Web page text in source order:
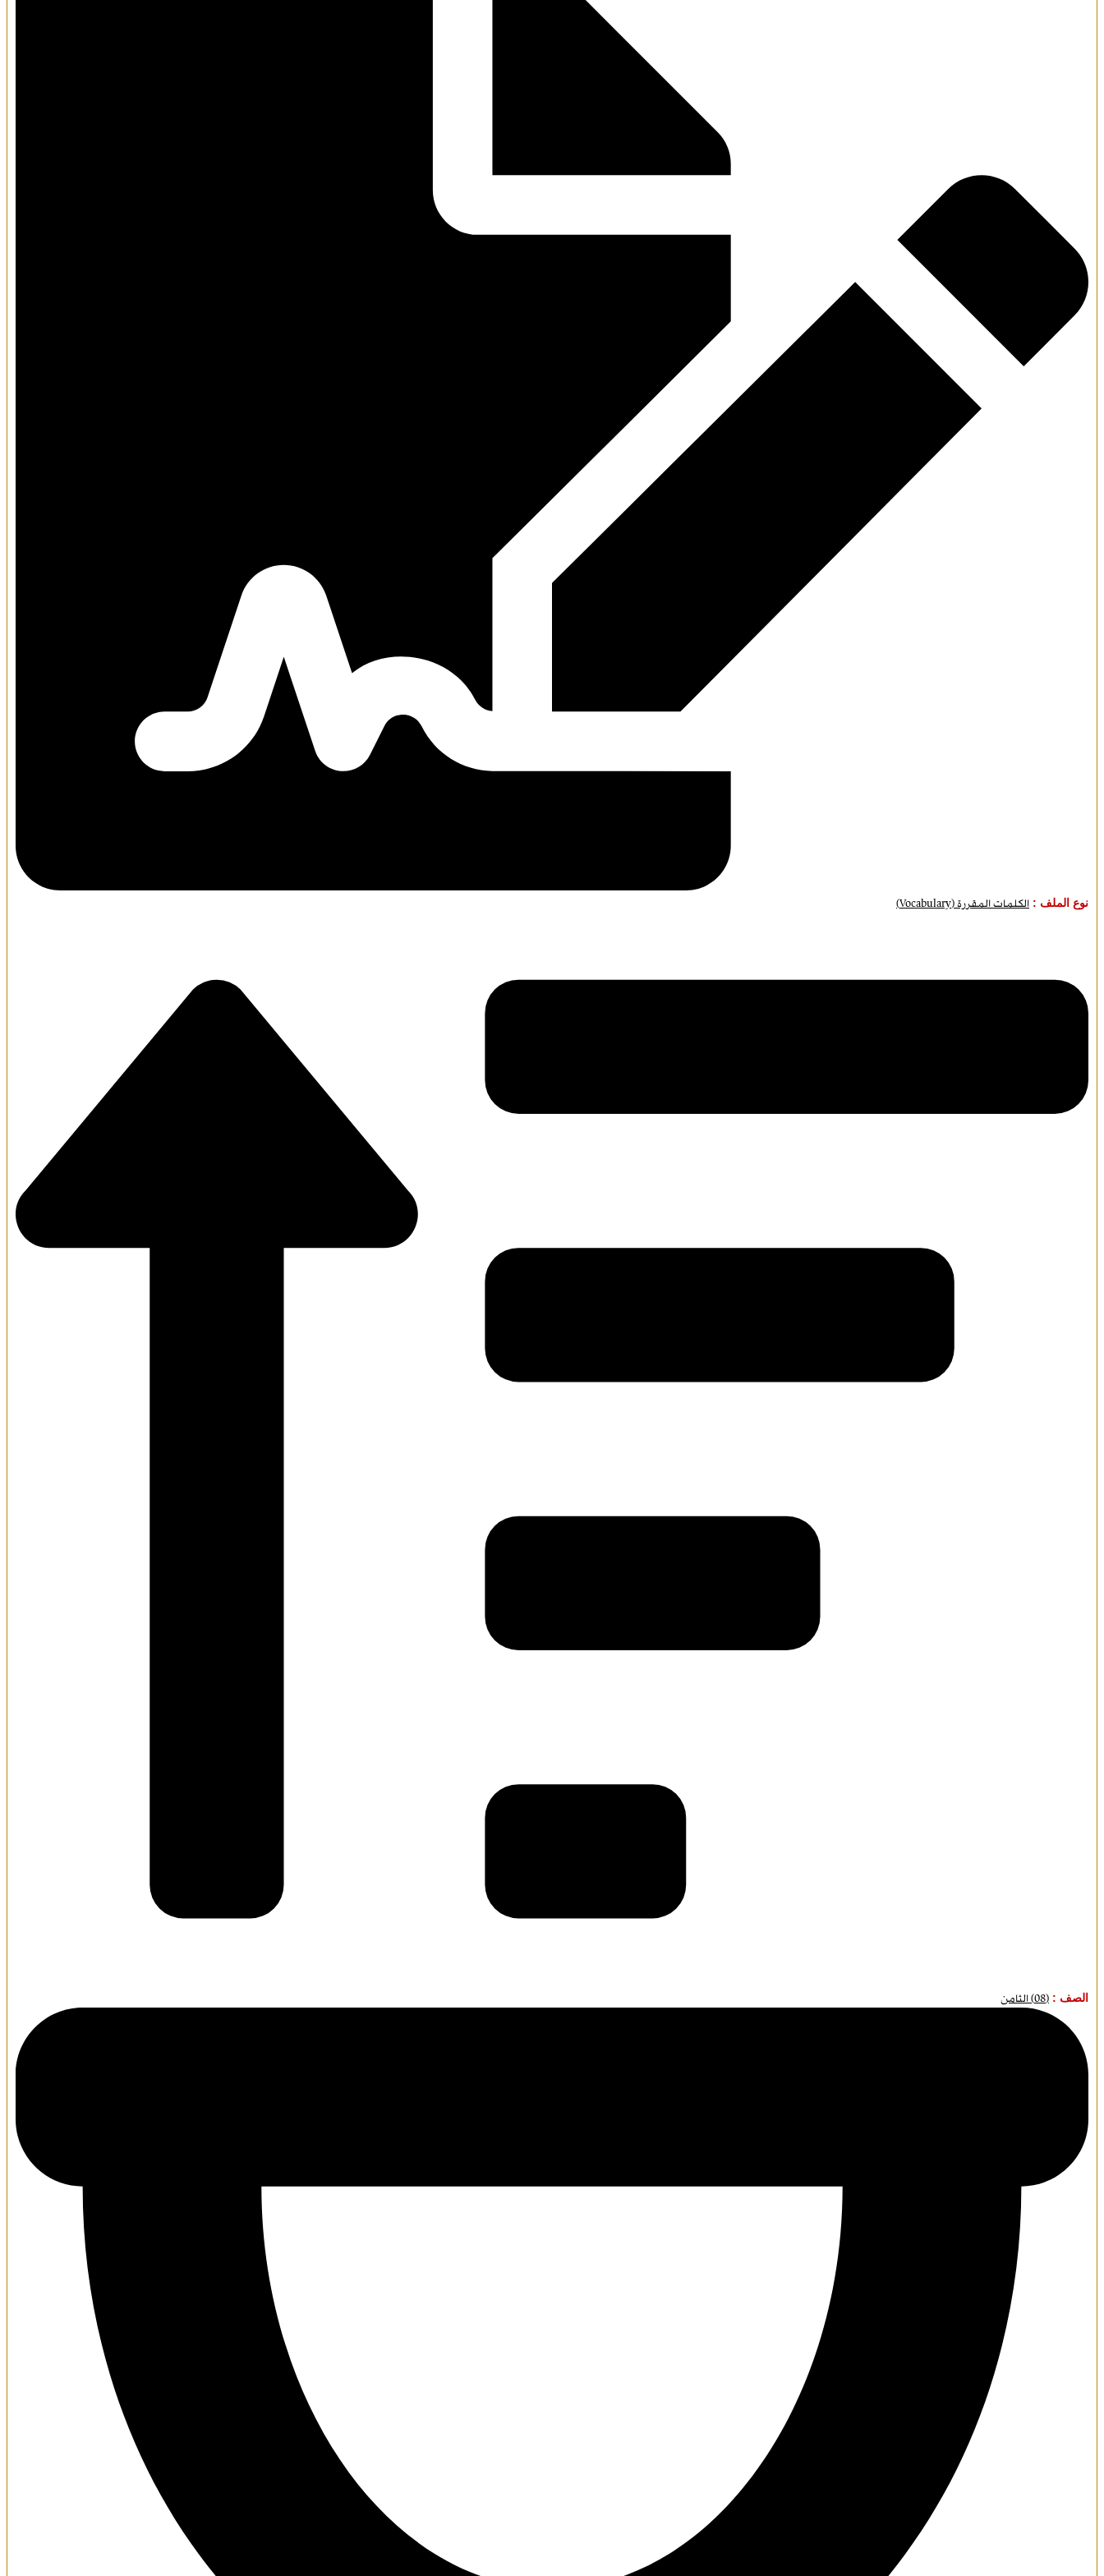
نوع الملف : الكلمات المقررة (Vocabulary)
الصف : (08) الثامن